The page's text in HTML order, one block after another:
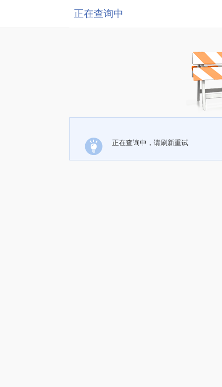
正在查询中
正在查询中，请刷新重试